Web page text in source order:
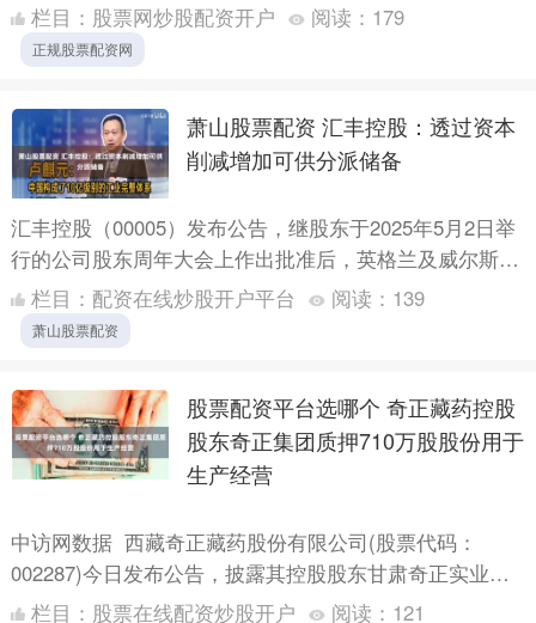
当于公司经悉数配发及发行配售股份扩大后的当时已....
栏目： 股票网炒股配资开户 阅读： 179
正规股票配资网
萧山股票配资 汇丰控股：透过资本
削减增加可供分派储备
汇丰控股（00005）发布公告，继股东于2025年5月2日举
行的公司股东周年大会上作出批准后，英格兰及威尔斯高
等法院已于2025年6月24日确认取消公司股份溢价....
栏目： 配资在线炒股开户平台 阅读： 139
萧山股票配资
股票配资平台选哪个 奇正藏药控股
股东奇正集团质押710万股股份用于
生产经营
中访网数据 西藏奇正藏药股份有限公司(股票代码：
002287)今日发布公告，披露其控股股东甘肃奇正实业集
团有限公司(简称“奇正集团”)质押所持公司部分股份的
栏目： 股票在线配资炒股开户 阅读： 121